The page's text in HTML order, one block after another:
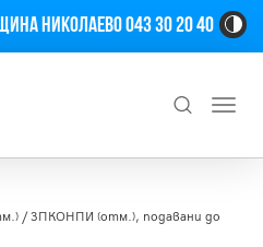
Николаево 043 30 20 40
/ ЗПКОНПИ (отм.), подавани до